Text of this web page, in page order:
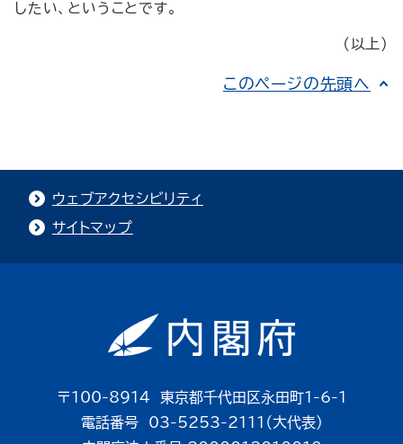
したい、ということです。
(以上)
このページの先頭へ
ウェブアクセシビリティ
サイトマップ
〒100-8914 東京都千代田区永田町1-6-1
電話番号 03-5253-2111（大代表）